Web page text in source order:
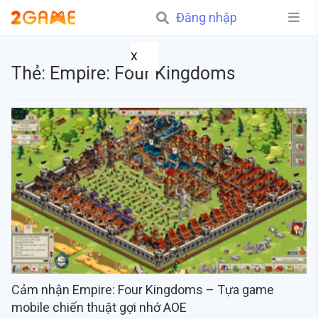
Đăng nhập
X
Thẻ: Empire: Four Kingdoms
Cảm nhận Empire: Four Kingdoms – Tựa game
mobile chiến thuật gợi nhớ AOE